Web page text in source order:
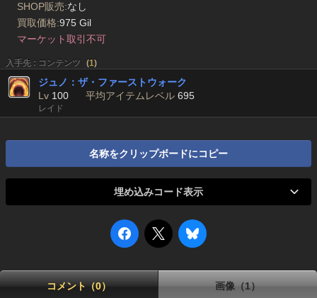
SHOP販売:なし
買取価格:975 Gil
マーケット取引不可
入手先 : コンテンツ (1)
ジュノ：ザ・ファーストウォーク
Lv 100 平均アイテムレベル 695
レイド
名称をクリップボードにコピー
埋め込みコード表示
コメント（0） 画像（1）